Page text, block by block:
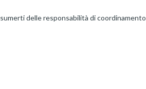
delle responsabilità di coordinamento